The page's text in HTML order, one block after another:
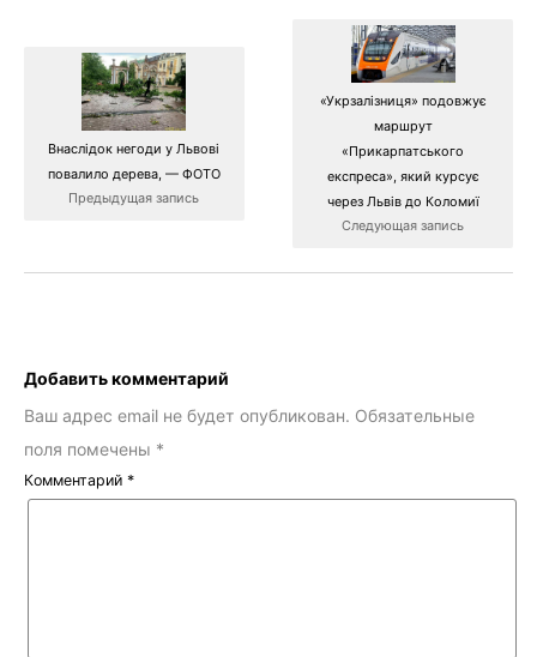
Внаслідок негоди у Львові
повалило дерева, — ФОТО
Предыдущая запись
«Укрзалізниця» подовжує
маршрут
«Прикарпатського
експреса», який курсує
через Львів до Коломиї
Следующая запись
Добавить комментарий
Ваш адрес email не будет опубликован. Обязательные
поля помечены *
Комментарий *